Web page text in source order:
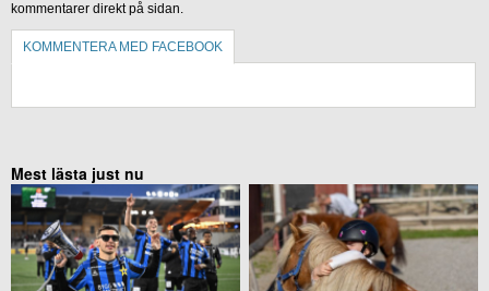
kommentarer direkt på sidan.
KOMMENTERA MED FACEBOOK
Mest lästa just nu